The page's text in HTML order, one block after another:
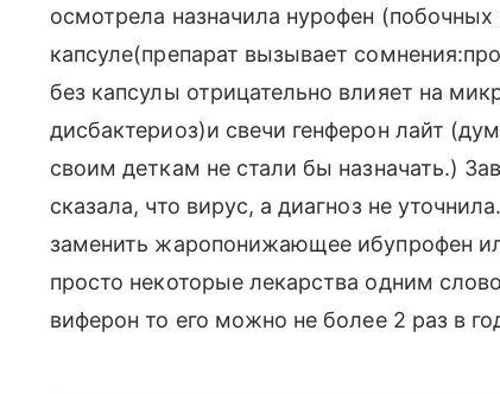
осмотрела назначила нурофен
капсуле(препарат вызывает
без капсулы отрицательно влияет на
дисбактериоз)и свечи генферон лайт
своим деткам не стали бы назначать.)
сказала, что вирус, а диагноз не
заменить жаропонижающее ибупрофен
просто некоторые лекарства одним
виферон то его можно не более 2 раз в